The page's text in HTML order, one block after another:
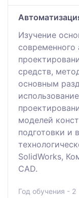
Изучение
современного
средств,
основным
моделей
подготовки и
SolidWorks,
CAD.
Год обучения - 2